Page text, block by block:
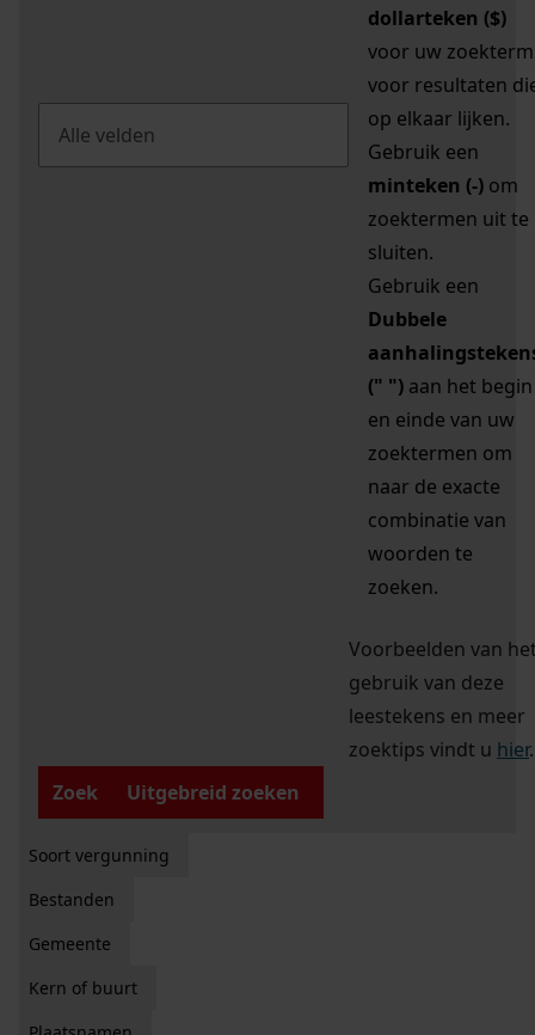
dollarteken ($)
voor uw zoekterm
voor resultaten
op elkaar lijken.
Gebruik een
minteken (-) om
zoektermen uit te
sluiten.
Gebruik een
Dubbele
(" ") aan het begin
en einde van uw
zoektermen om
naar de exacte
combinatie van
woorden te
zoeken.
Voorbeelden van
gebruik van deze
leestekens en meer
zoektips vindt u hier.
Zoek
Uitgebreid zoeken
Soort vergunning
Bestanden
Gemeente
Kern of buurt